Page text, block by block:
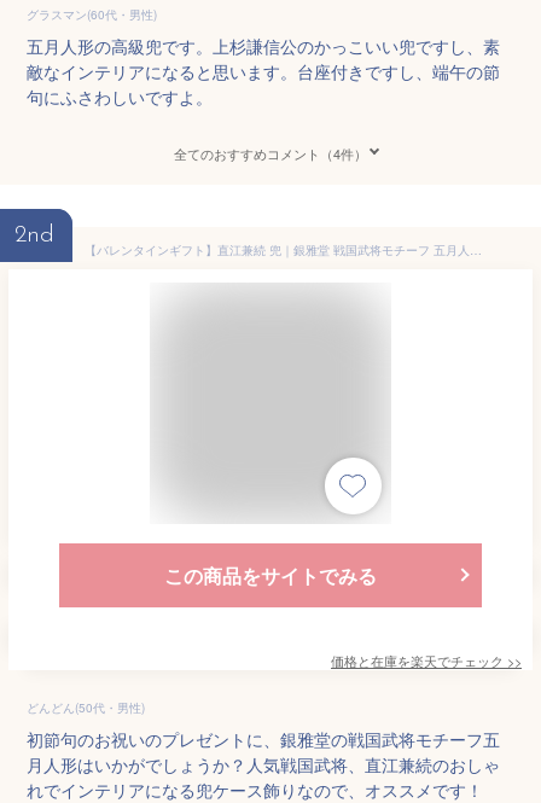
グラスマン(60代・男性)
五月人形の高級兜です。上杉謙信公のかっこいい兜ですし、素
敵なインテリアになると思います。台座付きですし、端午の節
句にふさわしいですよ。
全てのおすすめコメント（4件）
2nd
【バレンタインギフト】直江兼続 兜｜銀雅堂 戦国武将モチーフ 五月人形 端午の節句 コンパクト縁起物インテリア おしゃれ 兜ケース飾り 兜飾り
この商品をサイトでみる
価格と在庫を楽天でチェック >>
どんどん(50代・男性)
初節句のお祝いのプレゼントに、銀雅堂の戦国武将モチーフ五
月人形はいかがでしょうか？人気戦国武将、直江兼続のおしゃ
れでインテリアになる兜ケース飾りなので、オススメです！